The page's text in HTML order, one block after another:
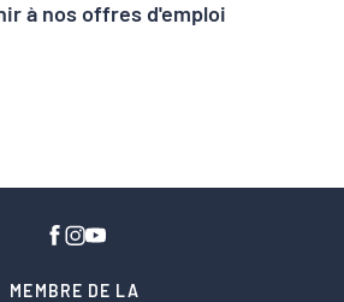
à nos offres d'emploi
MEMBRE DE LA